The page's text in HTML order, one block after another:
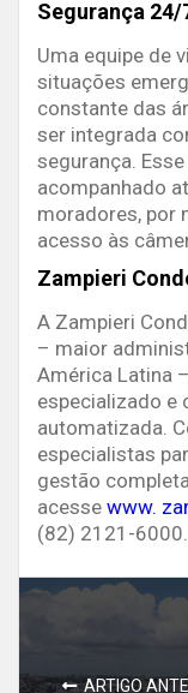
Segurança 24/
Uma equipe de
situações
constante das
ser integrada
segurança.
acompanhado
moradores, por
acesso às
Zampieri
A Zampieri
– maior
América Latina
especializado e
automatizada.
especialistas
gestão
acesse www.
(82) 2121-6000.
ARTIGO